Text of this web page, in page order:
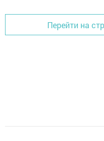
Перейти на